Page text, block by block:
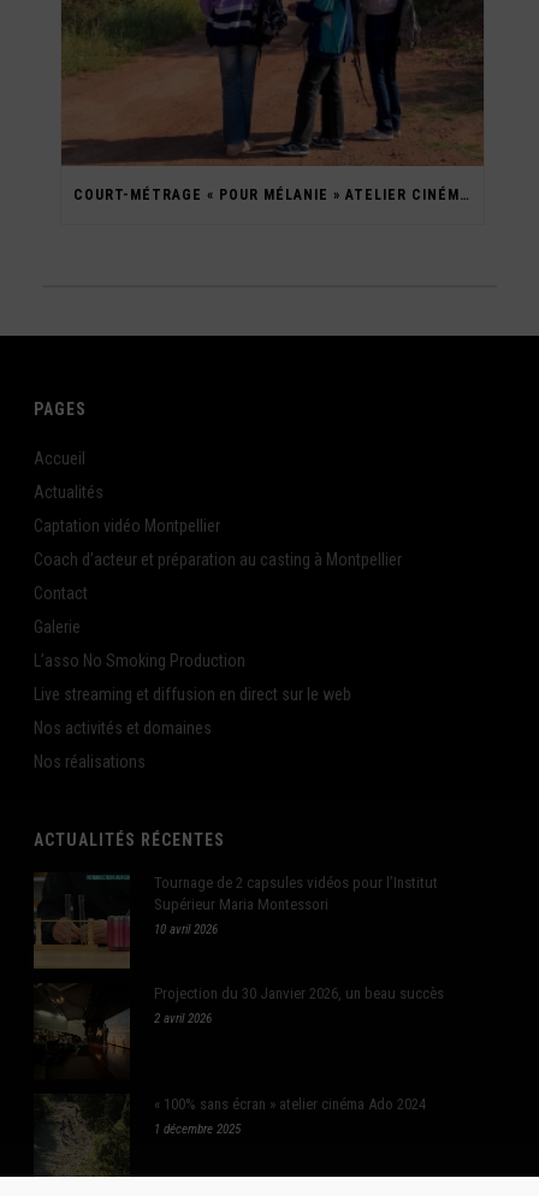
COURT-MÉTRAGE « POUR MÉLANIE » ATELIER CINÉMA ADO 2023
PAGES
Accueil
Actualités
Captation vidéo Montpellier
Coach d’acteur et préparation au casting à Montpellier
Contact
Galerie
L’asso No Smoking Production
Live streaming et diffusion en direct sur le web
Nos activités et domaines
Nos réalisations
ACTUALITÉS RÉCENTES
Tournage de 2 capsules vidéos pour l’Institut
Supérieur Maria Montessori
10 avril 2026
Projection du 30 Janvier 2026, un beau succès
2 avril 2026
« 100% sans écran » atelier cinéma Ado 2024
1 décembre 2025